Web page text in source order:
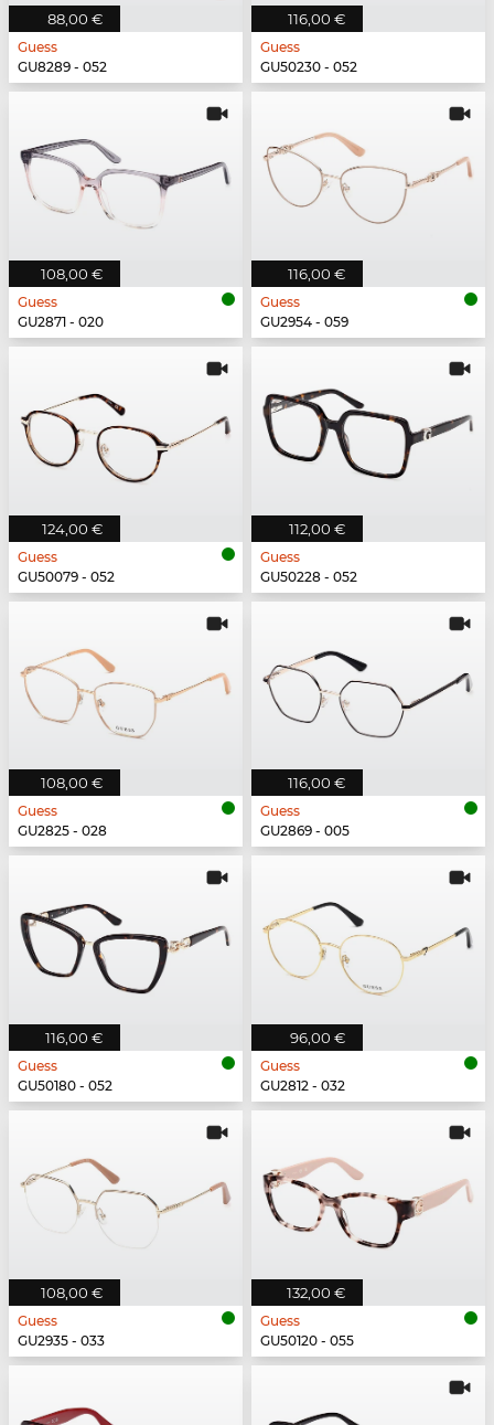
88,00 €
Guess
GU8289 - 052
116,00 €
Guess
GU50230 - 052
108,00 €
Guess
GU2871 - 020
116,00 €
Guess
GU2954 - 059
124,00 €
Guess
GU50079 - 052
112,00 €
Guess
GU50228 - 052
108,00 €
Guess
GU2825 - 028
116,00 €
Guess
GU2869 - 005
116,00 €
Guess
GU50180 - 052
96,00 €
Guess
GU2812 - 032
108,00 €
Guess
GU2935 - 033
132,00 €
Guess
GU50120 - 055